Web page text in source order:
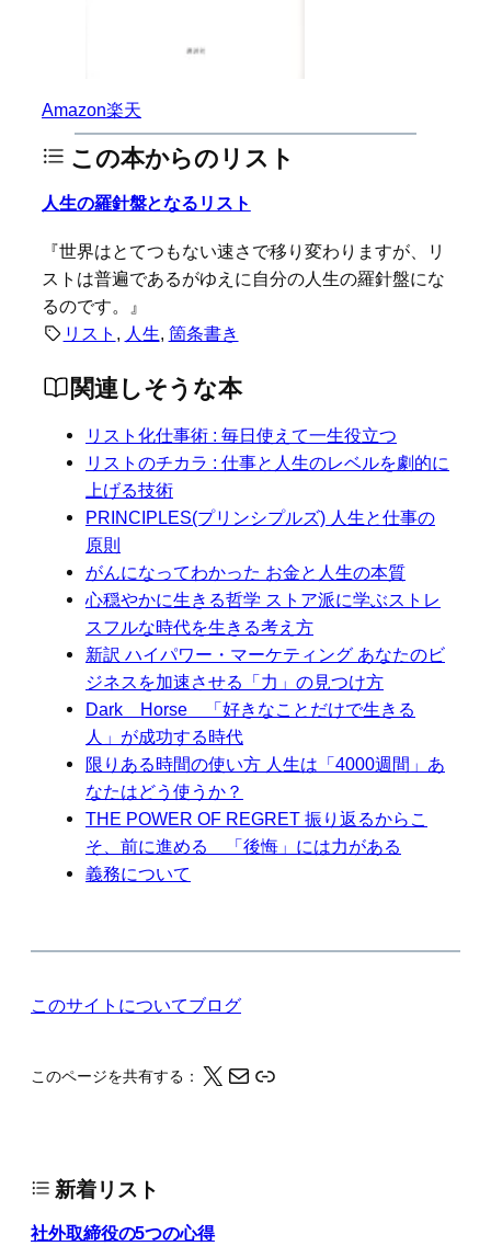
Amazon楽天
この本からのリスト
人生の羅針盤となるリスト
『世界はとてつもない速さで移り変わりますが、リ
ストは普遍であるがゆえに自分の人生の羅針盤にな
るのです。』
リスト , 人生, 箇条書き
関連しそうな本
リスト化仕事術 : 毎日使えて一生役立つ
リストのチカラ : 仕事と人生のレベルを劇的に
上げる技術
PRINCIPLES(プリンシプルズ) 人生と仕事の
原則
がんになってわかった お金と人生の本質
心穏やかに生きる哲学 ストア派に学ぶストレ
スフルな時代を生きる考え方
新訳 ハイパワー・マーケティング あなたのビ
ジネスを加速させる「力」の見つけ方
Dark Horse 「好きなことだけで生きる
人」が成功する時代
限りある時間の使い方 人生は「4000週間」あ
なたはどう使うか？
THE POWER OF REGRET 振り返るからこ
そ、前に進める 「後悔」には力がある
義務について
このサイトについてブログ
このページを共有する： X メール このページの情報をクリップボードにコピーする
新着リスト
社外取締役の5つの心得